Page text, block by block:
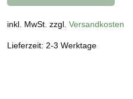
Produkt
mehrere
inkl. MwSt. zzgl. Versandkosten
Lieferzeit: 2-3 Werktage